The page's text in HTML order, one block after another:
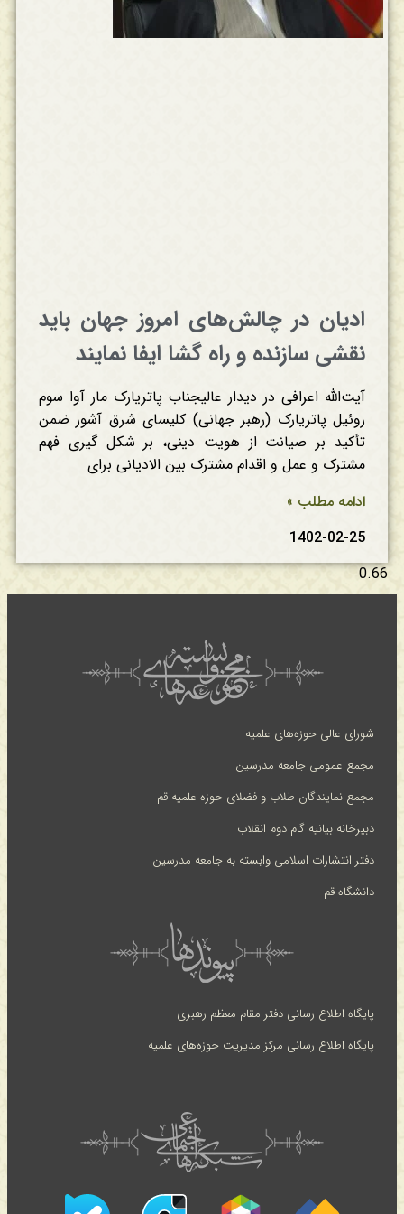
ادیان در چالش‌های امروز جهان باید
نقشی سازنده و راه گشا ایفا نمایند
آیت‌الله اعرافی در دیدار عالیجناب پاتریارک مار آوا سوم
روئیل پاتریارک (رهبر جهانی) کلیسای شرق آشور ضمن
تأکید بر صیانت از هویت دینی، بر شکل گیری فهم
مشترک و عمل و اقدام مشترک بین الادیانی برای
ادامه مطلب »
1402-02-25
شورای عالی حوزه‌های علمیه
مجمع عمومی جامعه مدرسین
مجمع نمایندگان طلاب و فضلای حوزه علمیه قم
دبیرخانه بیانیه گام دوم انقلاب
دفتر انتشارات اسلامی وابسته به جامعه مدرسین
دانشگاه قم
پایگاه اطلاع رسانی دفتر مقام معظم رهبری
پایگاه اطلاع رسانی مرکز مدیریت حوزه‌های علمیه